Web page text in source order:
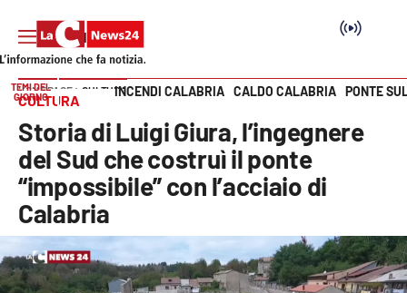
SEZIONI
Cronaca
Politica
Attualità
Vai
TEMI DEL
GIORNO
INCENDI CALABRIA CALDO CALABRIA PONTE
HOME PAGE CULTURA
CULTURA
Storia di Luigi Giura, l’ingegnere
del Sud che costruì il ponte
“impossibile” con l’acciaio di
Calabria